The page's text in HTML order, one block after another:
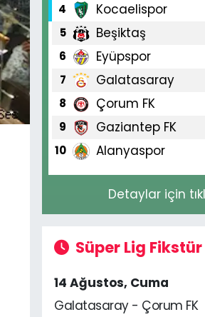
4 Kocaelispor
5 Beşiktaş
6 Eyüpspor
7 Galatasaray
8 Çorum FK
9 Gaziantep FK
10 Alanyaspor
Detaylar için
Süper Lig Fikstür
14 Ağustos, Cuma
Galatasaray - Çorum FK